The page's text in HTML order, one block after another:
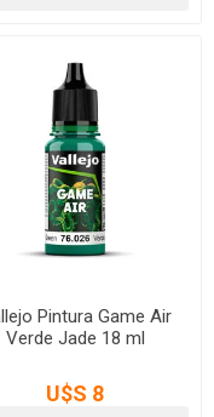
Pintura Game Air
Verde Jade 18 ml
U$S 8